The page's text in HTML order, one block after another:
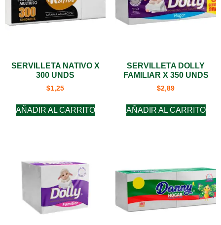
SERVILLETA NATIVO X
300 UNDS
$1,25
AÑADIR AL CARRITO
SERVILLETA DOLLY
FAMILIAR X 350 UNDS
$2,89
AÑADIR AL CARRITO